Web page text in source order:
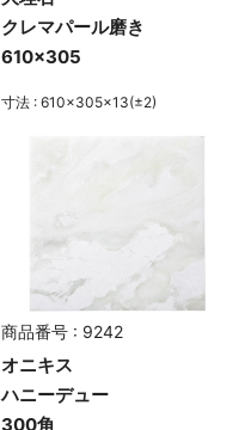
クレマパール磨き
610×305
寸法 : 610×305×13(±2)
商品番号 : 9242
オニキス
ハニーデュー
300角